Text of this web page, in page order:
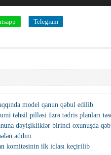
Telegram
model qanun qəbul edilib
təhsil pilləsi üzrə tədris planları
dəyişikliklər birinci oxunuşda
addım
komitəsinin ilk iclası keçirilib